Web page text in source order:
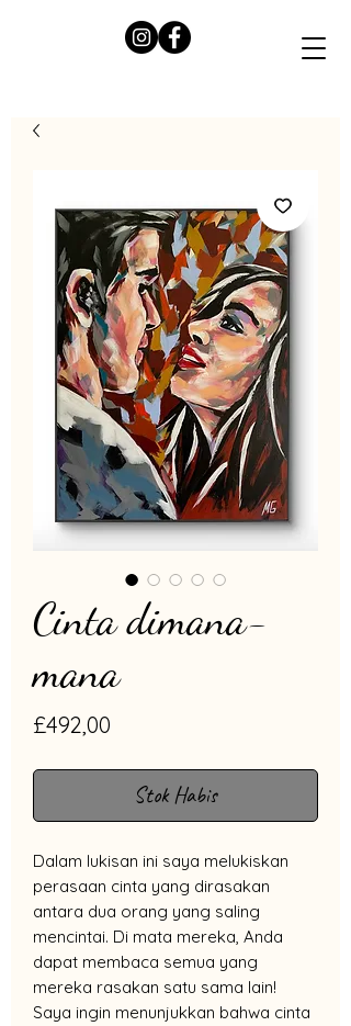
Cinta dimana-
mana
£492,00
Stok Habis
Dalam lukisan ini saya melukiskan
perasaan cinta yang dirasakan
antara dua orang yang saling
mencintai. Di mata mereka, Anda
dapat membaca semua yang
mereka rasakan satu sama lain!
Saya ingin menunjukkan bahwa cinta